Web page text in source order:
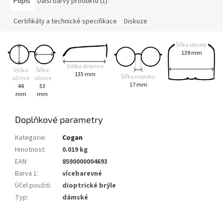
Certifikáty a technické specifikace Diskuze
Výška
očnice
44
mm
Šířka
očnice
53
mm
Délka stranice
135 mm
Šířka nosníku
17 mm
Šířka obruby
139 mm
Doplňkové parametry
Kategorie:
Cogan
Hmotnost:
0.019 kg
EAN:
8590000004693
Barva 1:
vícebarevné
Účel použití:
dioptrické brýle
Typ:
dámské